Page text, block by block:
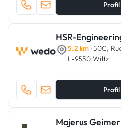
Profil
HSR-
5.2 km · 50C,
L-9550 Wiltz
Profil